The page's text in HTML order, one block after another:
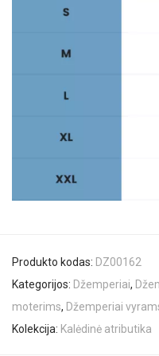
Produkto kodas: DZ00162
Kategorijos: Džemperiai,
moterims, Džemperiai
Kolekcija: Kalėdinė atributika